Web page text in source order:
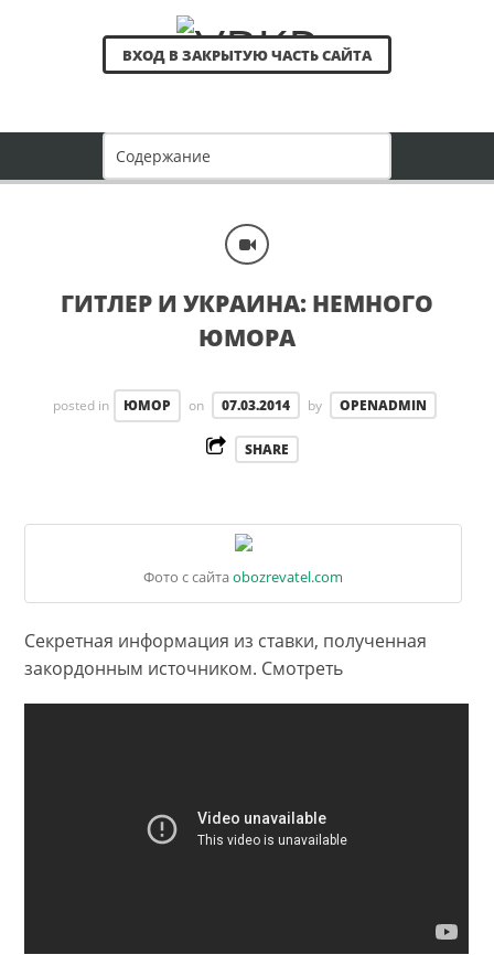
ВХОД В ЗАКРЫТУЮ ЧАСТЬ САЙТА
ГИТЛЕР И УКРАИНА: НЕМНОГО
ЮМОРА
posted in ЮМОР on 07.03.2014 by OPENADMIN
SHARE
Фото с сайтаobozrevatel.com
Секретная информация из ставки, полученная
закордонным источником. Смотреть